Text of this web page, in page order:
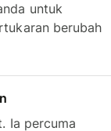
untuk
berubah
Ia percuma